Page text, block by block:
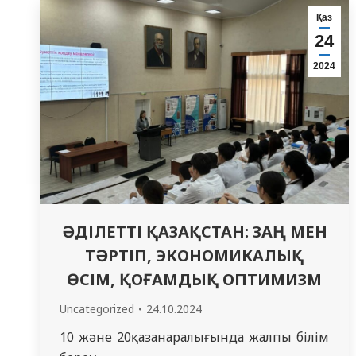
еңсердік. Азаттық алғаннан бері жеткен
жетістіктеріміз кеуде керіп мақтан етуге
лайық! Баршаларыңызды шын жүректен
Республика күнімен…
Қаз
24
2024
ӘДІЛЕТТІ ҚАЗАҚСТАН: ЗАҢ МЕН
ТӘРТІП, ЭКОНОМИКАЛЫҚ
ӨСІМ, ҚОҒАМДЫҚ ОПТИМИЗМ
Uncategorized 24.10.2024
10 және 20қазанаралығында жалпы білім